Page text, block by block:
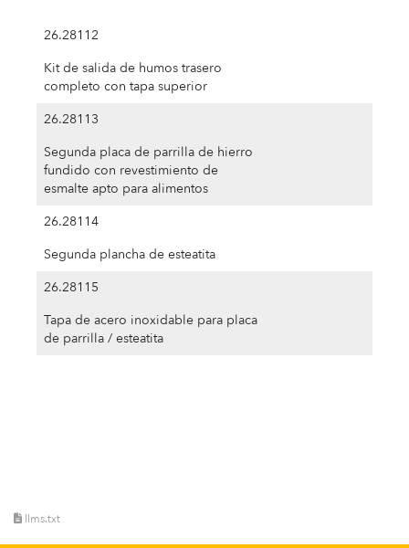
26.28112
Kit de salida de humos trasero
completo con tapa superior
26.28113
Segunda placa de parrilla de hierro
fundido con revestimiento de
esmalte apto para alimentos
26.28114
Segunda plancha de esteatita
26.28115
Tapa de acero inoxidable para placa
de parrilla / esteatita
llms.txt